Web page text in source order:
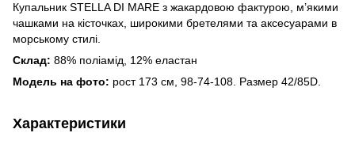
Купальник STELLA DI MARE з жакардовою фактурою, м’якими
чашками на кісточках, широкими бретелями та аксесуарами в
морському стилі.
Склад: 88% поліамід, 12% еластан
Модель на фото: рост 173 см, 98-74-108. Размер 42/85D.
Характеристики